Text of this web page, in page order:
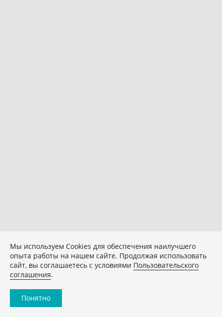
Мы используем Сookies для обеспечения наилучшего
опыта работы на нашем сайте. Продолжая использовать
сайт, вы соглашаетесь с условиями Пользовательского
соглашения.
Понятно